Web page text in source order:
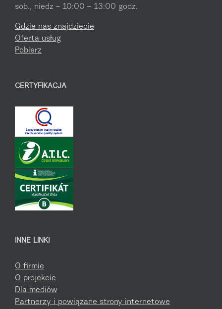
sob., niedz – 10:00 – 13:00 godz.
Gdzie nas znajdziecie
Oferta usług
Pobierz
CERTYFIKACJA
INNE LINKI
O firmie
O projekcie
Dla mediów
Partnerzy i powiązane strony internetowe